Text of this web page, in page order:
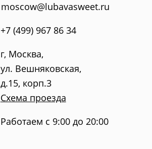
moscow@lubavasweet.ru
+7 (499) 967 86 34
г, Москва,
ул. Вешняковская,
д.15, корп.3
Схема проезда
Работаем с 9:00 до 20:00